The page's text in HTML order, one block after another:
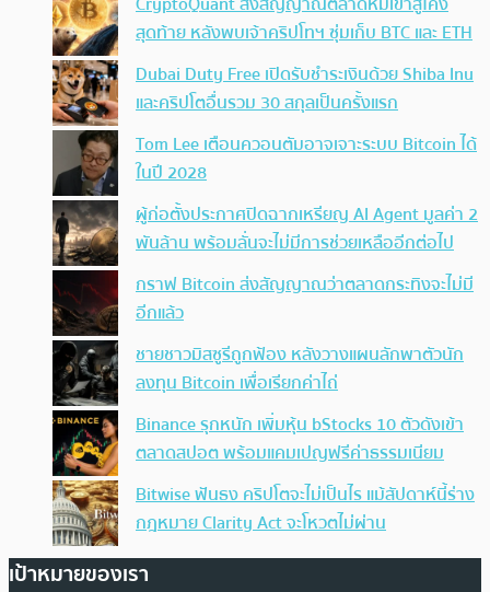
สุดท้าย หลังพบเจ้าคริปโทฯ ซุ่มเก็บ BTC และ ETH
Dubai Duty Free เปิดรับชำระเงินด้วย Shiba Inu
และคริปโตอื่นรวม 30 สกุลเป็นครั้งแรก
Tom Lee เตือนควอนตัมอาจเจาะระบบ Bitcoin ได้
ในปี 2028
ผู้ก่อตั้งประกาศปิดฉากเหรียญ AI Agent มูลค่า 2
พันล้าน พร้อมลั่นจะไม่มีการช่วยเหลืออีกต่อไป
กราฟ Bitcoin ส่งสัญญาณว่าตลาดกระทิงจะไม่มี
อีกแล้ว
ชายชาวมิสซูรีถูกฟ้อง หลังวางแผนลักพาตัวนัก
ลงทุน Bitcoin เพื่อเรียกค่าไถ่
Binance รุกหนัก เพิ่มหุ้น bStocks 10 ตัวดังเข้า
ตลาดสปอต พร้อมแคมเปญฟรีค่าธรรมเนียม
Bitwise ฟันธง คริปโตจะไม่เป็นไร แม้สัปดาห์นี้ร่าง
กฎหมาย Clarity Act จะโหวตไม่ผ่าน
เป้าหมายของเรา